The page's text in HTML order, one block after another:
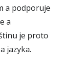
a podporuje
a
je proto
jazyka.